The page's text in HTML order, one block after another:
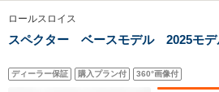
ロールスロイス
スペクター ベースモデル 2025モデ
ディーラー保証 購入プラン付 360°画像付